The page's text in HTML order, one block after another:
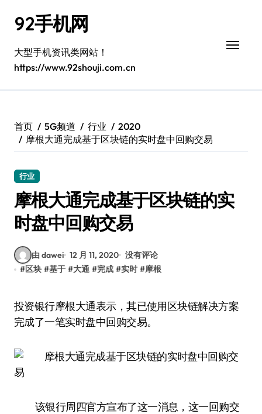
92手机网
大型手机资讯类网站！
https://www.92shouji.com.cn
首页 5G频道 行业
2020
摩根大通完成基于区块链的实时盘中回购交易
行业
摩根大通完成基于区块链的实
时盘中回购交易
由 dawei 12 月 11, 2020 没有评论
#区块 #基于 #大通 #完成 #实时 #摩根
投资银行摩根大通表示，其已使用区块链解决方案
完成了一笔实时盘中回购交易。
该银行周四官方宣布了这一消息，这一回购交